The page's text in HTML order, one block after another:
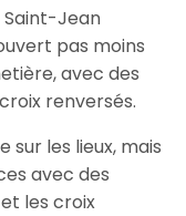
Saint-Jean
pas moins
avec des
renversés.
sur les lieux, mais
avec des
les croix